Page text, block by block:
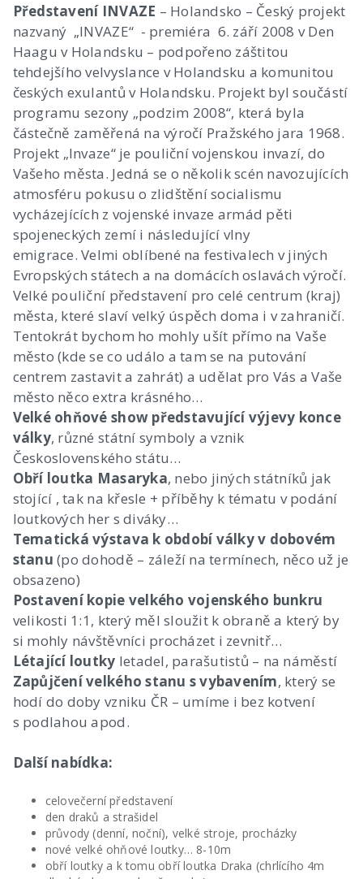
Představení INVAZE – Holandsko – Český projekt
nazvaný „INVAZE“ - premiéra 6. září 2008 v Den
Haagu v Holandsku – podpořeno záštitou
tehdejšího velvyslance v Holandsku a komunitou
českých exulantů v Holandsku. Projekt byl součástí
programu sezony „podzim 2008“, která byla
částečně zaměřená na výročí Pražského jara 1968.
Projekt „Invaze“ je pouliční vojenskou invazí, do
Vašeho města. Jedná se o několik scén navozujících
atmosféru pokusu o zlidštění socialismu
vycházejících z vojenské invaze armád pěti
spojeneckých zemí i následující vlny
emigrace. Velmi oblíbené na festivalech v jiných
Evropských státech a na domácích oslavách výročí.
Velké pouliční představení pro celé centrum (kraj)
města, které slaví velký úspěch doma i v zahraničí.
Tentokrát bychom ho mohly ušít přímo na Vaše
město (kde se co událo a tam se na putování
centrem zastavit a zahrát) a udělat pro Vás a Vaše
město něco extra krásného…
Velké ohňové show představující výjevy konce
války, různé státní symboly a vznik
Československého státu…
Obří loutka Masaryka, nebo jiných státníků jak
stojící , tak na křesle + příběhy k tématu v podání
loutkových her s diváky…
Tematická výstava k období války v dobovém
stanu (po dohodě – záleží na termínech, něco už je
obsazeno)
Postavení kopie velkého vojenského bunkru
velikosti 1:1, který měl sloužit k obraně a který by
si mohly návštěvníci procházet i zevnitř…
Létající loutky letadel, parašutistů – na náměstí
Zapůjčení velkého stanu s vybavením, který se
hodí do doby vzniku ČR – umíme i bez kotvení
s podlahou apod.
Další nabídka:
celovečerní představení
den draků a strašidel
průvody (denní, noční), velké stroje, procházky
nové velké ohňové loutky… 8-10m
obří loutky a k tomu obří loutka Draka (chrlícího 4m